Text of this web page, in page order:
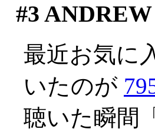
#3
最近お気に
いたのが
聴いた瞬間